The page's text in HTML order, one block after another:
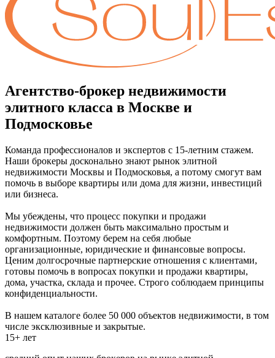
Агентство-брокер недвижимости
элитного класса в Москве и
Подмосковье
Команда профессионалов и экспертов с 15-летним стажем.
Наши брокеры досконально знают рынок элитной
недвижимости Москвы и Подмосковья, а потому смогут вам
помочь в выборе квартиры или дома для жизни, инвестиций
или бизнеса.
Мы убеждены, что процесс покупки и продажи
недвижимости должен быть максимально простым и
комфортным. Поэтому берем на себя любые
организационные, юридические и финансовые вопросы.
Ценим долгосрочные партнерские отношения с клиентами,
готовы помочь в вопросах покупки и продажи квартиры,
дома, участка, склада и прочее. Строго соблюдаем принципы
конфиденциальности.
В нашем каталоге более 50 000 объектов недвижимости, в том
числе эксклюзивные и закрытые.
15+ лет